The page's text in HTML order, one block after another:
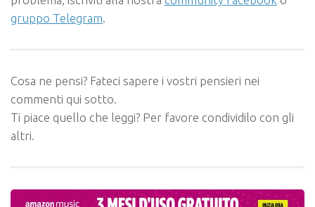
gruppo Telegram
Cosa ne pensi? Fateci sapere i vostri pensieri nei
commenti qui sotto.
Ti piace quello che leggi? Per favore condividilo con gli
altri.